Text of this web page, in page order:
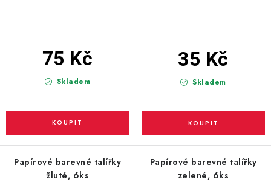
Skladem
75 Kč
Skladem
35 Kč
Papírové barevné talířky
žluté, 6ks
Papírové barevné talířky
zelené, 6ks